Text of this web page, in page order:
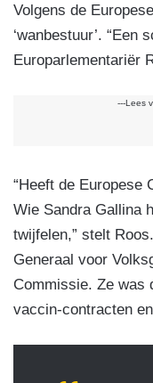
Volgens de
‘wanbestuur’. “Een
Europarlementariër
---Lees
“Heeft de Europese
Wie Sandra Gallina
twijfelen,” stelt
Generaal voor
Commissie. Ze was
vaccin-contracten